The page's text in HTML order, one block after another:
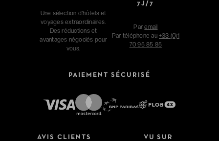
Une sélection d'hôtels et
voyages extraordinaires.
Des réductions et
avantages négociés pour
vous.
7J/7
Paremail
Par téléphone au +33 (0)1
70 95 85 85
PAIEMENT SÉCURISÉ
AVIS CLIENTS VU SUR